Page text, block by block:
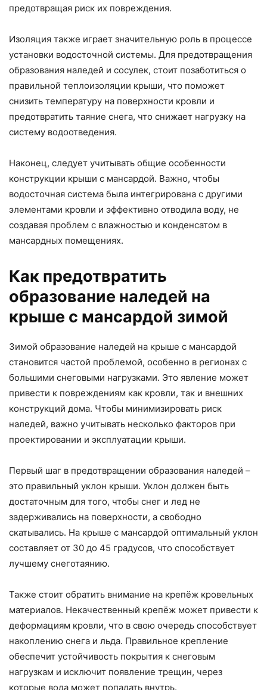
предотвращая риск их повреждения.
Изоляция также играет значительную роль в процессе
установки водосточной системы. Для предотвращения
образования наледей и сосулек, стоит позаботиться о
правильной теплоизоляции крыши, что поможет
снизить температуру на поверхности кровли и
предотвратить таяние снега, что снижает нагрузку на
систему водоотведения.
Наконец, следует учитывать общие особенности
конструкции крыши с мансардой. Важно, чтобы
водосточная система была интегрирована с другими
элементами кровли и эффективно отводила воду, не
создавая проблем с влажностью и конденсатом в
мансардных помещениях.
Как предотвратить
образование наледей на
крыше с мансардой зимой
Зимой образование наледей на крыше с мансардой
становится частой проблемой, особенно в регионах с
большими снеговыми нагрузками. Это явление может
привести к повреждениям как кровли, так и внешних
конструкций дома. Чтобы минимизировать риск
наледей, важно учитывать несколько факторов при
проектировании и эксплуатации крыши.
Первый шаг в предотвращении образования наледей –
это правильный уклон крыши. Уклон должен быть
достаточным для того, чтобы снег и лед не
задерживались на поверхности, а свободно
скатывались. На крыше с мансардой оптимальный уклон
составляет от 30 до 45 градусов, что способствует
лучшему снеготаянию.
Также стоит обратить внимание на крепёж кровельных
материалов. Некачественный крепёж может привести к
деформациям кровли, что в свою очередь способствует
накоплению снега и льда. Правильное крепление
обеспечит устойчивость покрытия к снеговым
нагрузкам и исключит появление трещин, через
которые вода может попадать внутрь.